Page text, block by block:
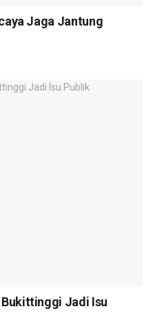
Jaga Jantung
Bukittinggi Jadi Isu